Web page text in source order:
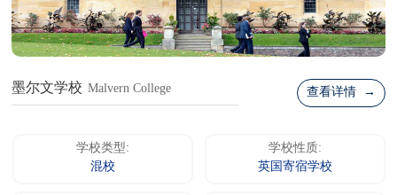
墨尔文学校 Malvern College 查看详情 →
学校类型:
混校
学校性质:
英国寄宿学校